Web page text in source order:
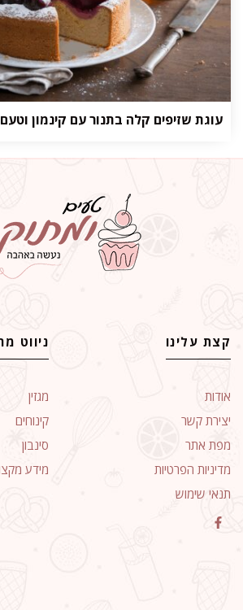
עוגת שזיפים קלה בתנור עם קינמון וטעם
קצת עלינו
אודות
יצירת קשר
מפת אתר
מדיניות הפרטיות
תנאי שימוש
ניווט
מגזין
קינוחים
סינבון
מידע